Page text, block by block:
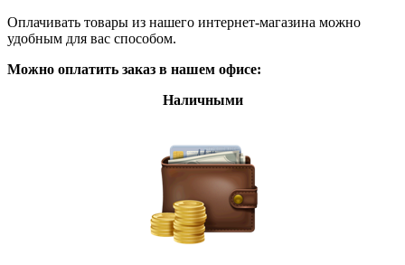
Оплачивать товары из нашего интернет-магазина можно
удобным для вас способом.
Можно оплатить заказ в нашем офисе:
Наличными